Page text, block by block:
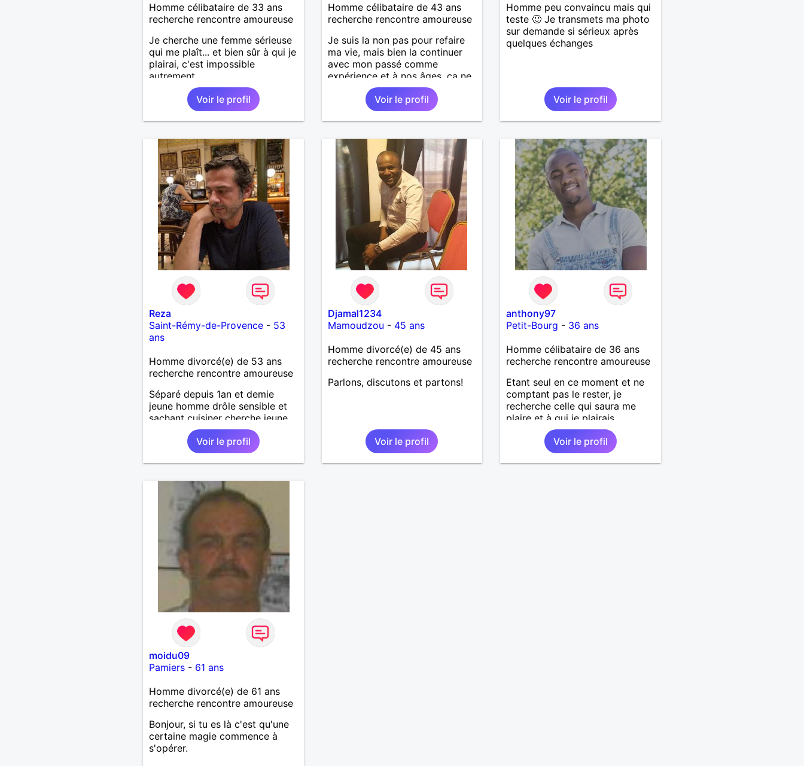
Homme célibataire de 33 ans
recherche rencontre amoureuse
Je cherche une femme sérieuse
qui me plaît... et bien sûr à qui je
plairai, c'est impossible
autrement.
Voir le profil
Homme célibataire de 43 ans
recherche rencontre amoureuse
Je suis la non pas pour refaire
ma vie, mais bien la continuer
avec mon passé comme
expérience et à nos âges, ça ne
peut être que du bonus avec la
sagesse en plus. Comme je suis
défini par ce que contient mon
coeur, venez le découvrir pour
choses à se raconter.. à vivre....
afin de créer de beaux
souvenirs.
Voir le profil
Homme peu convaincu mais qui
teste 🙂 Je transmets ma photo
sur demande si sérieux après
quelques échanges
Voir le profil
Reza
Saint-Rémy-de-Provence- 53
ans
Homme divorcé(e) de 53 ans
recherche rencontre amoureuse
Séparé depuis 1an et demie
jeune homme drôle sensible et
sachant cuisiner cherche jeune
femme avec qui partager des
moments agréables à 2 .
Voir le profil
Djamal1234
Mamoudzou - 45 ans
Homme divorcé(e) de 45 ans
recherche rencontre amoureuse
Parlons, discutons et partons!
Voir le profil
anthony97
Petit-Bourg - 36 ans
Homme célibataire de 36 ans
recherche rencontre amoureuse
Etant seul en ce moment et ne
comptant pas le rester, je
recherche celle qui saura me
plaire et à qui je plairais
évidemment.
Voir le profil
moidu09
Pamiers- 61 ans
Homme divorcé(e) de 61 ans
recherche rencontre amoureuse
Bonjour, si tu es là c'est qu'une
certaine magie commence à
s'opérer.